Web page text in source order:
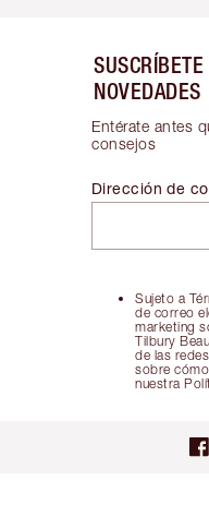
NOVEDADES
Entérate antes
consejos
Sujeto a
de correo
marketing
Tilbury
de las
sobre
nuestra
Dirección de